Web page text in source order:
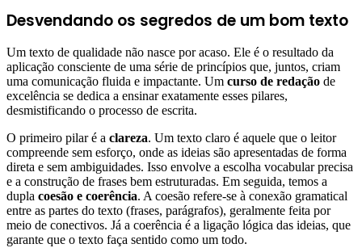
Desvendando os segredos de um bom texto
Um texto de qualidade não nasce por acaso. Ele é o resultado da
aplicação consciente de uma série de princípios que, juntos, criam
uma comunicação fluida e impactante. Um curso de redação de
excelência se dedica a ensinar exatamente esses pilares,
desmistificando o processo de escrita.
O primeiro pilar é a clareza. Um texto claro é aquele que o leitor
compreende sem esforço, onde as ideias são apresentadas de forma
direta e sem ambiguidades. Isso envolve a escolha vocabular precisa
e a construção de frases bem estruturadas. Em seguida, temos a
dupla coesão e coerência. A coesão refere-se à conexão gramatical
entre as partes do texto (frases, parágrafos), geralmente feita por
meio de conectivos. Já a coerência é a ligação lógica das ideias, que
garante que o texto faça sentido como um todo.